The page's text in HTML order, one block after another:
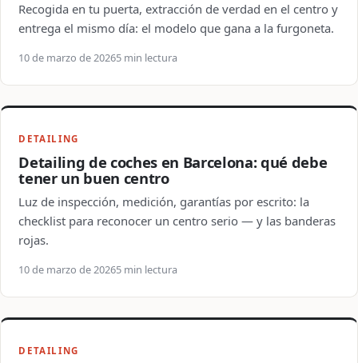
Recogida en tu puerta, extracción de verdad en el centro y
entrega el mismo día: el modelo que gana a la furgoneta.
10 de marzo de 20265 min lectura
DETAILING
Detailing de coches en Barcelona: qué debe
tener un buen centro
Luz de inspección, medición, garantías por escrito: la
checklist para reconocer un centro serio — y las banderas
rojas.
10 de marzo de 20265 min lectura
DETAILING